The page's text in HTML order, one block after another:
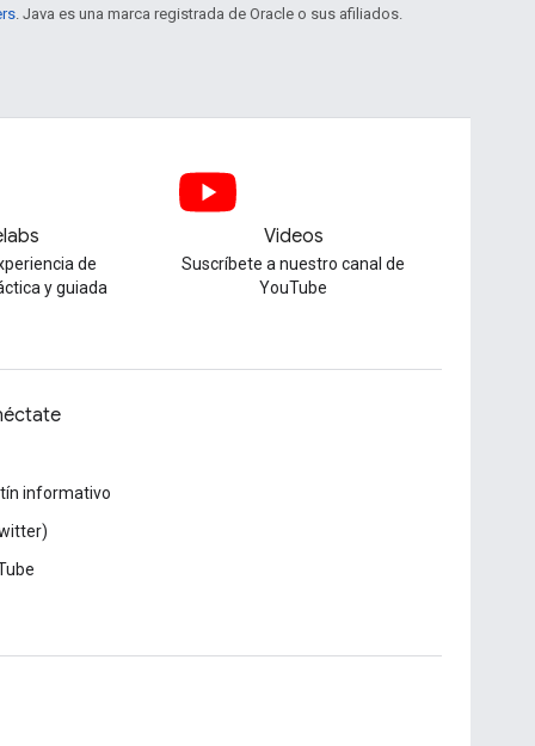
. Java es una marca registrada de Oracle o sus afiliados.
de
y guiada
Videos
Suscríbete a nuestro canal de
YouTube
informativo